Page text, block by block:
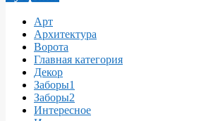
Арт
Архитектура
Ворота
Главная категория
Декор
Заборы1
Заборы2
Интересное